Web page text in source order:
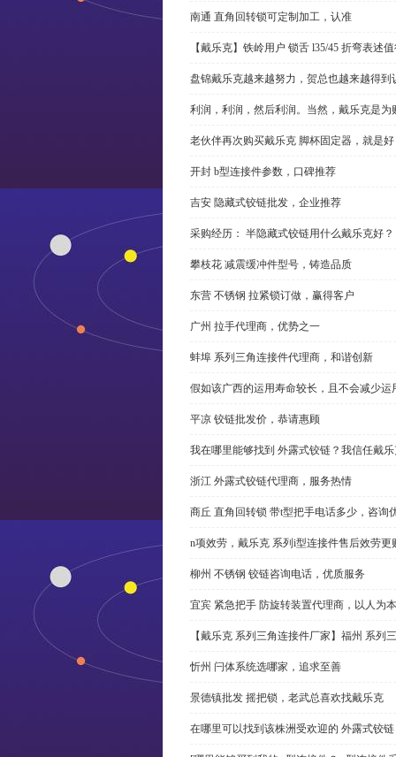
南通 直角回转锁可定制加工，认准
【戴乐克】铁岭用户 锁舌 l35/45 折弯表述
盘锦戴乐克越来越努力，贺总也越来越得到
利润，利润，然后利润。当然，戴乐克是为
老伙伴再次购买戴乐克 脚杯固定器，就是
开封 b型连接件参数，口碑推荐
吉安 隐藏式铰链批发，企业推荐
采购经历： 半隐藏式铰链用什么戴乐克好？
攀枝花 减震缓冲件型号，铸造品质
东营 不锈钢 拉紧锁订做，赢得客户
广州 拉手代理商，优势之一
蚌埠 系列三角连接件代理商，和谐创新
假如该广西的运用寿命较长，且不会减少
平凉 铰链批发价，恭请惠顾
我在哪里能够找到 外露式铰链？我信任戴
浙江 外露式铰链代理商，服务热情
商丘 直角回转锁 带t型把手电话多少，咨询
n项效劳，戴乐克 系列i型连接件售后效劳更
柳州 不锈钢 铰链咨询电话，优质服务
宜宾 紧急把手 防旋转装置代理商，以人为本
【戴乐克 系列三角连接件厂家】福州 系列
忻州 闩体系统选哪家，追求至善
景德镇批发 摇把锁，老武总喜欢找戴乐克
在哪里可以找到该株洲受欢迎的 外露式铰